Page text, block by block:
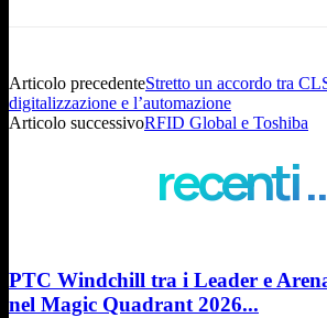
Articolo precedenteStretto un accordo tra
digitalizzazione e l’automazione
Articolo successivoRFID Global e Toshiba
recenti
PTC Windchill tra i Leader e
nel Magic Quadrant 2026...